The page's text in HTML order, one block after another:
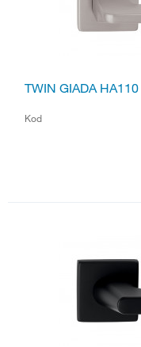
TWIN GIADA
Kod